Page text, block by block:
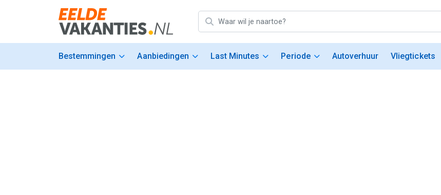
Bestemmingen Aanbiedingen Last Minutes Periode Autoverhuur Vliegtickets